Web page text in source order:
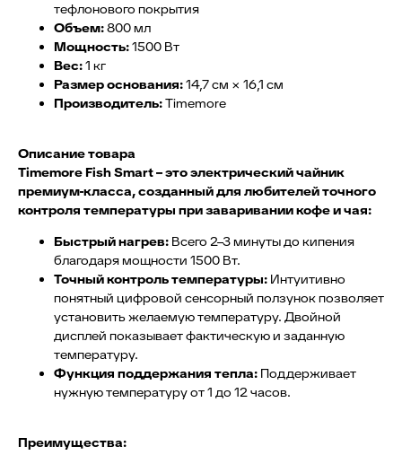
тефлонового покрытия
Объем:800 мл
Мощность:1500 Вт
Вес:1 кг
Размер основания:14,7 см × 16,1 см
Производитель:Timemore
Описание товара
Timemore Fish Smart – это электрический чайник
премиум-класса, созданный для любителей точного
контроля температуры при заваривании кофе и чая:
Быстрый нагрев: Всего 2–3 минуты до кипения
благодаря мощности 1500 Вт.
Точный контроль температуры: Интуитивно
понятный цифровой сенсорный ползунок позволяет
установить желаемую температуру. Двойной
дисплей показывает фактическую и заданную
температуру.
Функция поддержания тепла: Поддерживает
нужную температуру от 1 до 12 часов.
Преимущества: